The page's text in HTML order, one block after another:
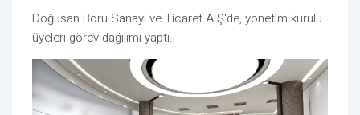
Doğusan Boru Sanayi ve Ticaret A.Ş'de, yönetim kurulu
üyeleri görev dağılımı yaptı.